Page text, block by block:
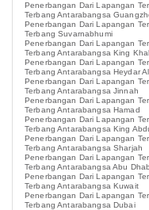
Penerbangan Dari Lapangan
Terbang Antarabangsa
Penerbangan Dari Lapangan
Terbang Suvarnabhumi
Penerbangan Dari Lapangan
Terbang Antarabangsa King
Penerbangan Dari Lapangan
Terbang Antarabangsa Heydar
Penerbangan Dari Lapangan
Terbang Antarabangsa Jinnah
Penerbangan Dari Lapangan
Terbang Antarabangsa Hamad
Penerbangan Dari Lapangan
Terbang Antarabangsa King
Penerbangan Dari Lapangan
Terbang Antarabangsa Sharjah
Penerbangan Dari Lapangan
Terbang Antarabangsa Abu
Penerbangan Dari Lapangan
Terbang Antarabangsa Kuwait
Penerbangan Dari Lapangan
Terbang Antarabangsa Dubai